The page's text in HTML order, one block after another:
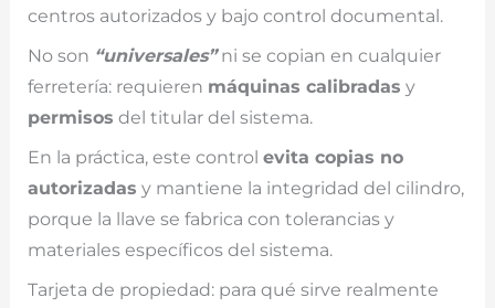
centros autorizados y bajo control documental.
No son “universales”ni se copian en cualquier
ferretería: requieren máquinas calibradas y
permisos del titular del sistema.
En la práctica, este control evita copias no
autorizadas y mantiene la integridad del cilindro,
porque la llave se fabrica con tolerancias y
materiales específicos del sistema.
Tarjeta de propiedad: para qué sirve realmente